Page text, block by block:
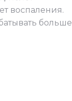
воспаления.
больше